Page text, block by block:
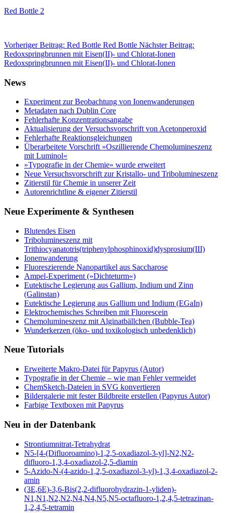
Red Bottle 2
Vorheriger Beitrag: Red Bottle Red Bottle Nächster Beitrag:
Redoxspringbrunnen mit Eisen(II)- und Chlorat-Ionen
Redoxspringbrunnen mit Eisen(II)- und Chlorat-Ionen
News
Experiment zur Beobachtung von Ionenwanderungen
Metadaten nach Dublin Core
Fehlerhafte Konzentrationsangabe
Aktualisierung der Versuchsvorschrift von Acetonperoxid
Fehlerhafte Reaktionsgleichungen
Überarbeitete Vorschrift »Oszillierende Chemolumineszenz
mit Luminol«
»Typografie in der Chemie« wurde erweitert
Neue Versuchsvorschrift zur Kristallo- und Tribolumineszenz
Zitierstil für Chemie in unserer Zeit
Autorenrichtline & eigener Zitierstil
Neue Experimente & Synthesen
Blutendes Eisen
Tribolumineszenz mit
Trithiocyanatotris(triphenylphosphinoxid)dysprosium(III)
Ionenwanderung
Fluoreszierende Nanopartikel aus Saccharose
Ampel-Experiment (»Dichteturm«)
Eutektische Legierung aus Gallium, Indium und Zinn
(Galinstan)
Eutektische Legierung aus Gallium und Indium (EGaIn)
Elektrochemisches Schreiben mit Fluorescein
Chemolumineszenz mit Alginatbällchen (Bubble-Tea)
Wunderkerzen (öko- und toxikologisch unbedenklich)
Neue Tutorials
Erweiterte Makro-Datei für Papyrus (Autor)
Typografie in der Chemie – wie man Fehler vermeidet
ChemSketch-Dateien in SVG konvertieren
Bildergalerie mit fester Bildbreite erstellen (Papyrus Autor)
Farbige Textboxen mit Papyrus
Neu in der Datenbank
Strontiumnitrat-Tetrahydrat
N5-[4-(Difluoroamino)-1,2,5-oxadiazol-3-yl]-N2,N2-
difluoro-1,3,4-oxadiazol-2,5-diamin
5-Azido-N-(4-azido-1,2,5-oxadiazol-3-yl)-1,3,4-oxadiazol-2-
amin
(3E,6E)-3,6-Bis(2,2-difluorohydrazin-1-yliden)-
N1,N1,N2,N2,N4,N4,N5,N5-octafluoro-1,2,4,5-tetrazinan-
1,2,4,5-tetramin